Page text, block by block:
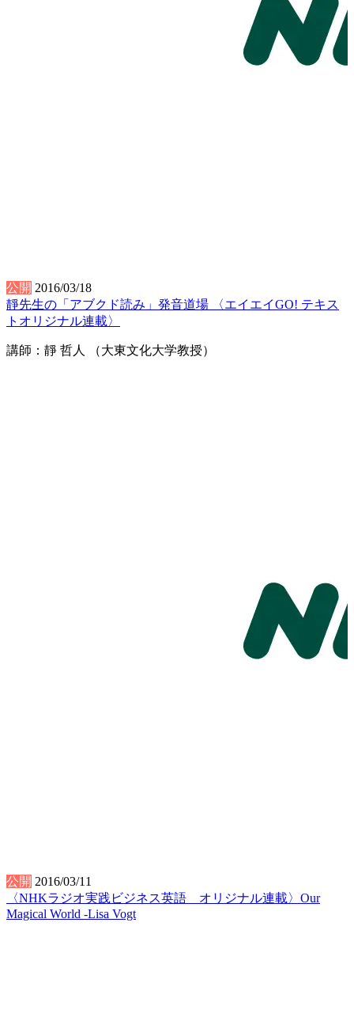
公開 2016/03/18
靜先生の「アブクド読み」発音道場 〈エイエイGO! テキス
トオリジナル連載〉
講師：靜 哲人 （大東文化大学教授）
公開 2016/03/11
〈NHKラジオ実践ビジネス英語 オリジナル連載〉Our
Magical World -Lisa Vogt